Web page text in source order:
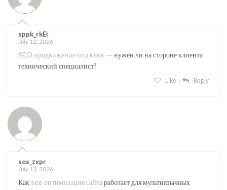
sppk_rkEi
July 12, 2026
SEO продвижение под ключ — нужен ли на стороне клиента
технический специалист?
Like Reply
sos_zxpr
July 13, 2026
Как seo оптимизация сайта работает для мультиязычных